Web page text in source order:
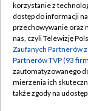
Abonament
Emisja w TVP
Centrum
Naziemna
korzystanie z
dostęp do informacji
przechowywanie oraz
nas, czyli Telewizję
Zaufanych Partnerów
Partnerów TVP (93
zautomatyzowanego
mierzenia ich
także zgody na